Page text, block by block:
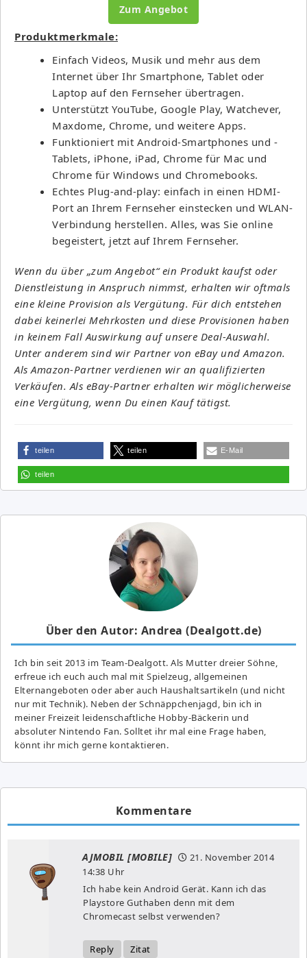
Zum Angebot
Produktmerkmale:
Einfach Videos, Musik und mehr aus dem
Internet über Ihr Smartphone, Tablet oder
Laptop auf den Fernseher übertragen.
Unterstützt YouTube, Google Play, Watchever,
Maxdome, Chrome, und weitere Apps.
Funktioniert mit Android-Smartphones und -
Tablets, iPhone, iPad, Chrome für Mac und
Chrome für Windows und Chromebooks.
Echtes Plug-and-play: einfach in einen HDMI-
Port an Ihrem Fernseher einstecken und WLAN-
Verbindung herstellen. Alles, was Sie online
begeistert, jetzt auf Ihrem Fernseher.
Wenn du über „zum Angebot“ ein Produkt kaufst oder
Dienstleistung in Anspruch nimmst, erhalten wir oftmals
eine kleine Provision als Vergütung. Für dich entstehen
dabei keinerlei Mehrkosten und diese Provisionen haben
in keinem Fall Auswirkung auf unsere Deal-Auswahl.
Unter anderem sind wir Partner von eBay und Amazon.
Als Amazon-Partner verdienen wir an qualifizierten
Verkäufen. Als eBay-Partner erhalten wir möglicherweise
eine Vergütung, wenn Du einen Kauf tätigst.
teilen teilen E-Mail
teilen
Über den Autor: Andrea (Dealgott.de)
Ich bin seit 2013 im Team-Dealgott. Als Mutter dreier Söhne,
erfreue ich euch auch mal mit Spielzeug, allgemeinen
Elternangeboten oder aber auch Haushaltsartikeln (und nicht
nur mit Technik). Neben der Schnäppchenjagd, bin ich in
meiner Freizeit leidenschaftliche Hobby-Bäckerin und
absoluter Nintendo Fan. Solltet ihr mal eine Frage haben,
könnt ihr mich gerne kontaktieren.
Kommentare
AJMOBIL [MOBILE]
21. November 2014
14:38 Uhr
Ich habe kein Android Gerät. Kann ich das
Playstore Guthaben denn mit dem
Chromecast selbst verwenden?
Reply Zitat